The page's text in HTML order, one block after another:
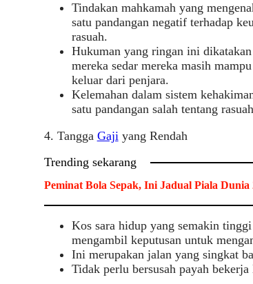
Tindakan mahkamah yang
satu pandangan negatif terhadap
rasuah.
Hukuman yang ringan ini
mereka sedar mereka masih
keluar dari penjara.
Kelemahan dalam sistem
satu pandangan salah tentang
4. Tangga Gajiyang Rendah
Trending sekarang
Peminat Bola Sepak, Ini Jadual Piala
Kos sara hidup yang semakin
mengambil keputusan untuk
Ini merupakan jalan yang singkat
Tidak perlu bersusah payah bekerja